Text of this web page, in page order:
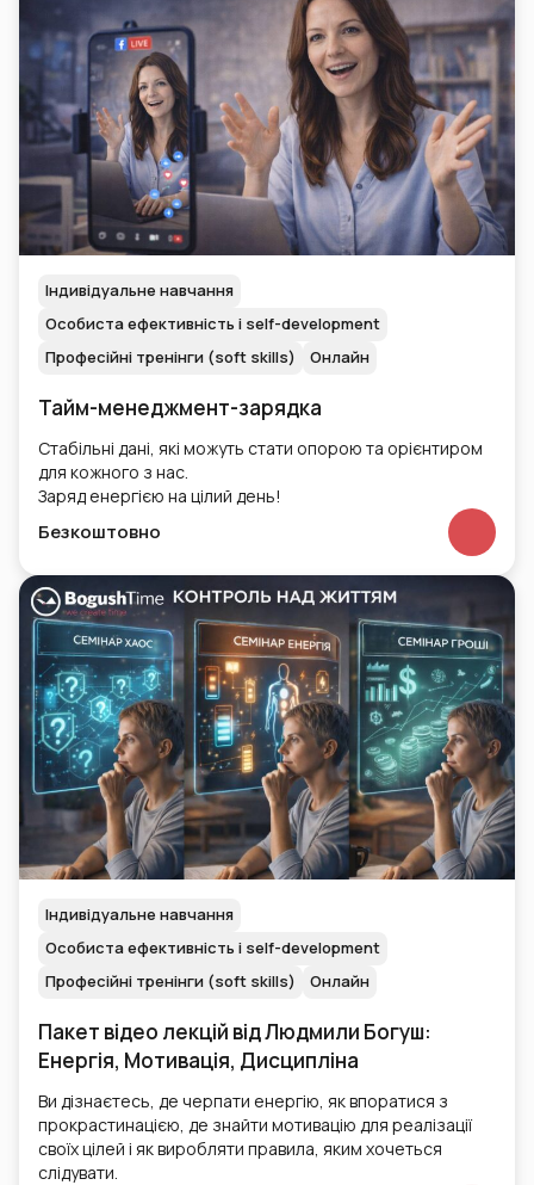
Індивідуальне навчання
Особиста ефективність і self-development
Професійні тренінги (soft skills)
Онлайн
Тайм-менеджмент-зарядка
Стабільні дані, які можуть стати опорою та орієнтиром
для кожного з нас.
Заряд енергією на цілий день!
Безкоштовно
Індивідуальне навчання
Особиста ефективність і self-development
Професійні тренінги (soft skills)
Онлайн
Пакет відео лекцій від Людмили Богуш:
Енергія, Мотивація, Дисципліна
Ви дізнаєтесь, де черпати енергію, як впоратися з
прокрастинацією, де знайти мотивацію для реалізації
своїх цілей і як виробляти правила, яким хочеться
слідувати.